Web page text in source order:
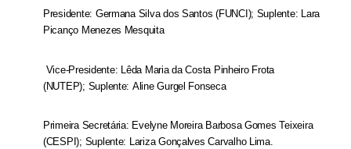
Presidente: Germana Silva dos Santos (FUNCI); Suplente: Lara
Picanço Menezes Mesquita
Vice-Presidente: Lêda Maria da Costa Pinheiro Frota
(NUTEP); Suplente: Aline Gurgel Fonseca
Primeira Secretária: Evelyne Moreira Barbosa Gomes Teixeira
(CESPI); Suplente: Lariza Gonçalves Carvalho Lima.